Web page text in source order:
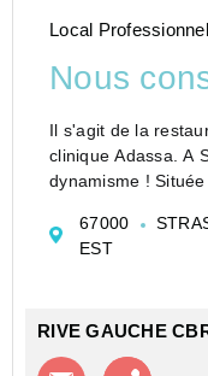
Local
Nous
Il s'agit de la
clinique Adassa. A
dynamisme !
métropole en
67000
EST
RIVE GAUCHE
Contacter